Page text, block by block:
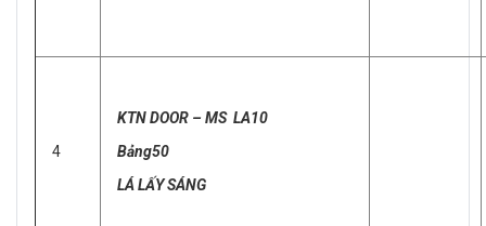
4
KTN DOOR – MS LA10
Bảng50
LÁ LẤY SÁNG